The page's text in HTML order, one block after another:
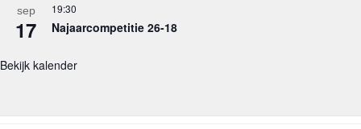
sep
17
19:30
Najaarcompetitie 26-18
Bekijk kalender